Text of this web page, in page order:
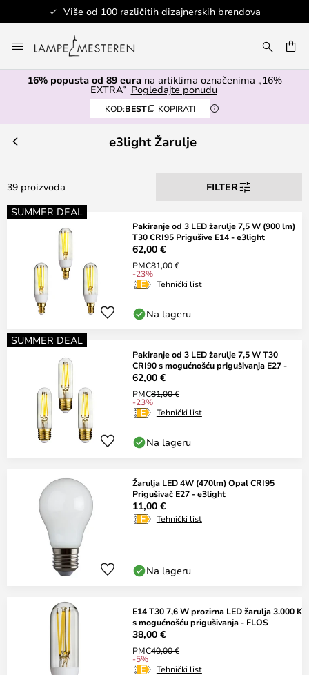
Više od 100 različitih dizajnerskih brendova
to
Content
16% popusta od 89 eurana artiklima označenima „16%
EXTRA” Pogledajte ponudu
KOD:BEST KOPIRATI
e3light Žarulje
39 proizvoda
FILTER
SUMMER DEAL
Pakiranje od 3 LED žarulje 7,5 W (900 lm)
T30 CRI95 Prigušive E14 - e3light
62,00 €
PMC81,00 €
-23%
Tehnički list
Na lageru
SUMMER DEAL
Pakiranje od 3 LED žarulje 7,5 W T30
CRI90 s mogućnošću prigušivanja E27 -
62,00 €
PMC81,00 €
-23%
Tehnički list
Na lageru
Žarulja LED 4W (470lm) Opal CRI95
Prigušivač E27 - e3light
11,00 €
Tehnički list
Na lageru
E14 T30 7,6 W prozirna LED žarulja 3.000 K
s mogućnošću prigušivanja - FLOS
38,00 €
PMC40,00 €
-5%
Tehnički list